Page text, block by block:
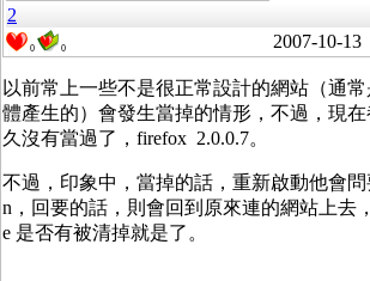
2
0 0 2007-10-13
以前常上一些不是很正常設計的網站（通常
體產生的）會發生當掉的情形，不過，現
久沒有當過了，firefox 2.0.0.7。
不過，印象中，當掉的話，重新啟動他會問
n，回要的話，則會回到原來連的網站上去
e 是否有被清掉就是了。